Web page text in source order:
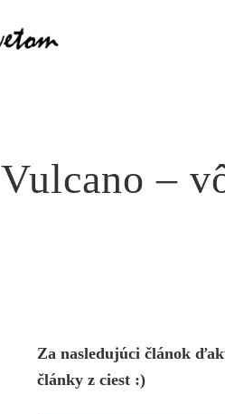
Vulcano –
Za nasledujúci článok
články z ciest :)